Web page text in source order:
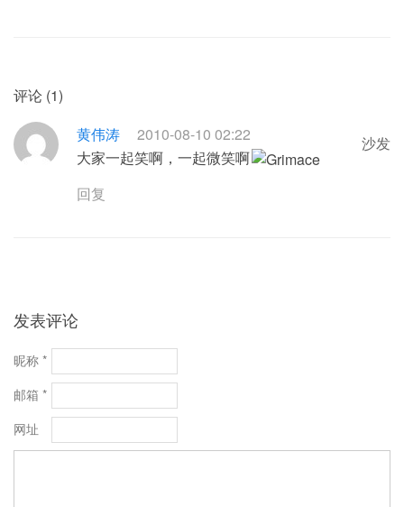
评论 (1)
沙发
黄伟涛
2010-08-10 02:22
大家一起笑啊，一起微笑啊
回复
发表评论
昵称 *
邮箱 *
网址